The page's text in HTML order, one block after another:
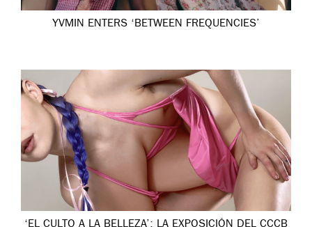
YVMIN ENTERS ‘BETWEEN FREQUENCIES’
‘EL CULTO A LA BELLEZA’: LA EXPOSICIÓN DEL CCCB